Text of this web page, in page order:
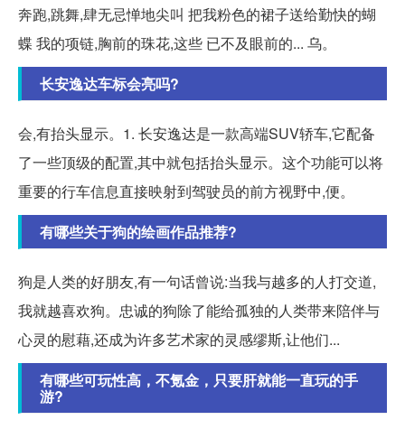
奔跑,跳舞,肆无忌惮地尖叫 把我粉色的裙子送给勤快的蝴
蝶 我的项链,胸前的珠花,这些 已不及眼前的... 乌。
长安逸达车标会亮吗?
会,有抬头显示。1. 长安逸达是一款高端SUV轿车,它配备
了一些顶级的配置,其中就包括抬头显示。这个功能可以将
重要的行车信息直接映射到驾驶员的前方视野中,便。
有哪些关于狗的绘画作品推荐?
狗是人类的好朋友,有一句话曾说:当我与越多的人打交道,
我就越喜欢狗。忠诚的狗除了能给孤独的人类带来陪伴与
心灵的慰藉,还成为许多艺术家的灵感缪斯,让他们...
有哪些可玩性高，不氪金，只要肝就能一直玩的手
游?